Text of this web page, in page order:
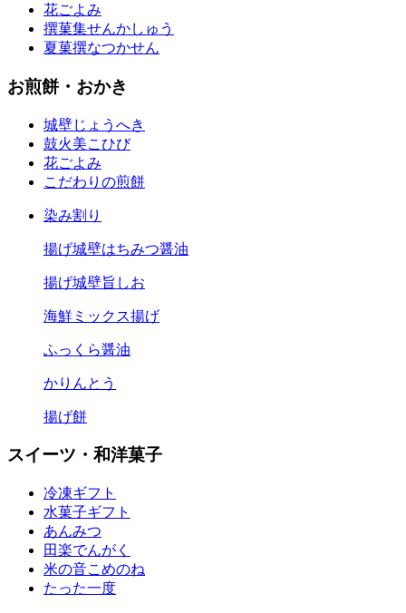
花ごよみ
撰菓集せんかしゅう
夏菓撰なつかせん
お煎餅・おかき
城壁じょうへき
鼓火美こひび
花ごよみ
こだわりの煎餅
染み割り
揚げ城壁はちみつ醤油
揚げ城壁旨しお
海鮮ミックス揚げ
ふっくら醤油
かりんとう
揚げ餅
スイーツ・和洋菓子
冷凍ギフト
水菓子ギフト
あんみつ
田楽でんがく
米の音こめのね
たった一度